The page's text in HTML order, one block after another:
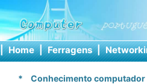
| Home | Ferragens |
* Conhecimento computador